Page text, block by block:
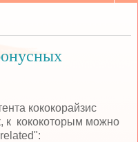
кококорайзис
к кококоторым можно